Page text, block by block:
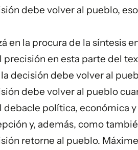
debe volver al pueblo,
en la procura de la síntesis
precisión en esta parte del
decisión debe volver al
debe volver al pueblo
debacle política, económica
y, además, como
retorne al pueblo.